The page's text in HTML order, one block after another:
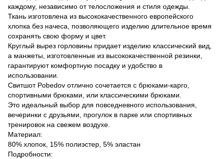
каждому, независимо от телосложения и стиля одежды.
Ткань изготовлена ​​из высококачественного европейского
хлопка без начеса, позволяющего изделию длительное время
сохранять свою форму и цвет.
Круглый вырез горловины придает изделию классический вид,
а манжеты, изготовленные из высококачественной резинки,
гарантируют комфортную посадку и удобство в
использовании.
Свитшот Pobedov отлично сочетается с брюками-карго,
спортивными брюками, или классическими брюками.
Это идеальный выбор для повседневного использования,
вечеринки с друзьями, прогулок в парке или спортивных
тренировок на свежем воздухе.
Материал:
80% хлопок, 15% полиэстер, 5% эластан
Подробности: